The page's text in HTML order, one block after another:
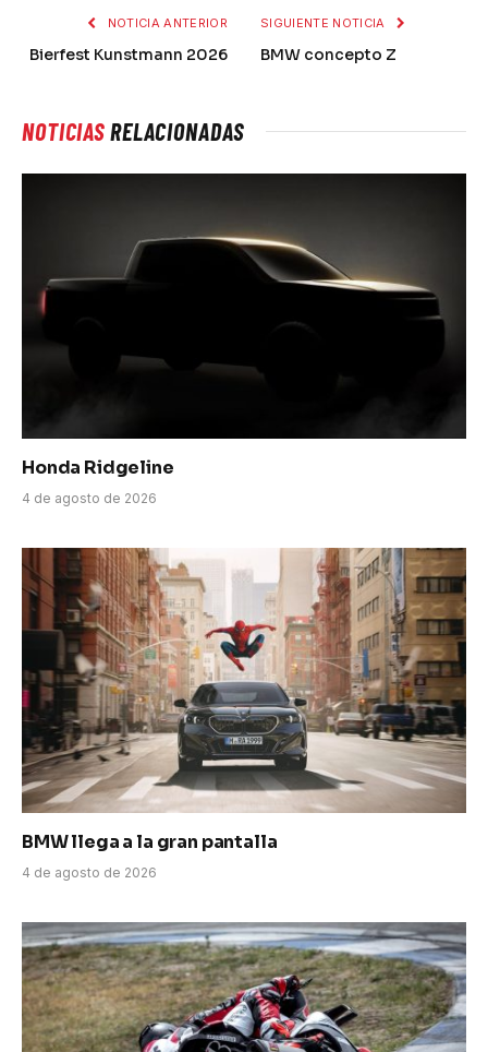
NOTICIA ANTERIOR
Bierfest Kunstmann 2026
SIGUIENTE NOTICIA
BMW concepto Z
NOTICIASRELACIONADAS
Honda Ridgeline
4 de agosto de 2026
BMW llega a la gran pantalla
4 de agosto de 2026